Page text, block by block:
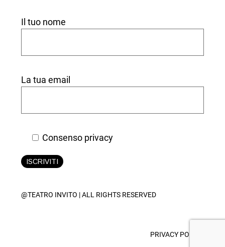
Il tuo nome
La tua email
Consenso privacy
ISCRIVITI
@TEATRO INVITO | ALL RIGHTS RESERVED
PRIVACY POLICY